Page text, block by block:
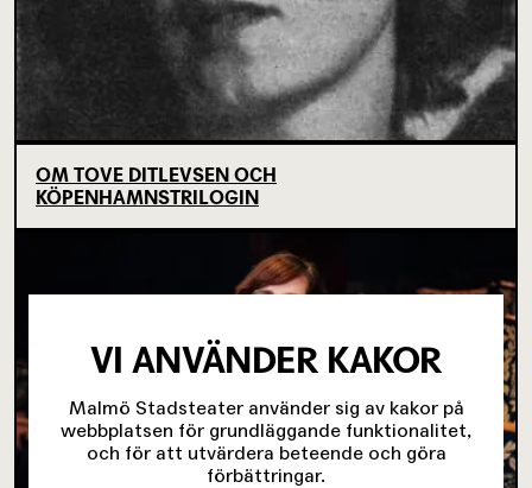
OM TOVE DITLEVSEN OCH
KÖPENHAMNSTRILOGIN
VI ANVÄNDER KAKOR
Malmö Stadsteater använder sig av kakor på
webbplatsen för grundläggande funktionalitet,
och för att utvärdera beteende och göra
förbättringar.